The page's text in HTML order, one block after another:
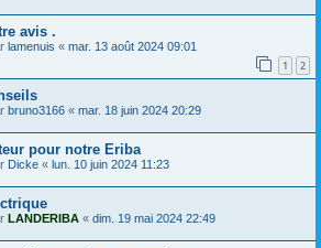
avis .
lamenuis « mar. 13 août 2024 09:01
1 2
bruno3166 « mar. 18 juin 2024 20:29
pour notre Eriba
Dicke « lun. 10 juin 2024 11:23
LANDERIBA « dim. 19 mai 2024 22:49